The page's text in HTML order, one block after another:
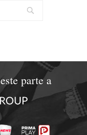
este parte a